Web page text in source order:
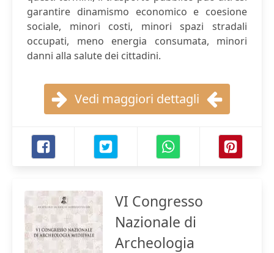
garantire dinamismo economico e coesione
sociale, minori costi, minori spazi stradali
occupati, meno energia consumata, minori
danni alla salute dei cittadini.
Vedi maggiori dettagli
VI Congresso
Nazionale di
Archeologia